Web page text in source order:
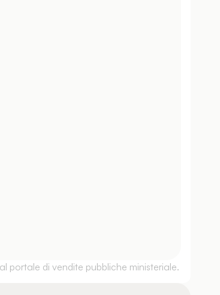
portale di vendite pubbliche ministeriale.